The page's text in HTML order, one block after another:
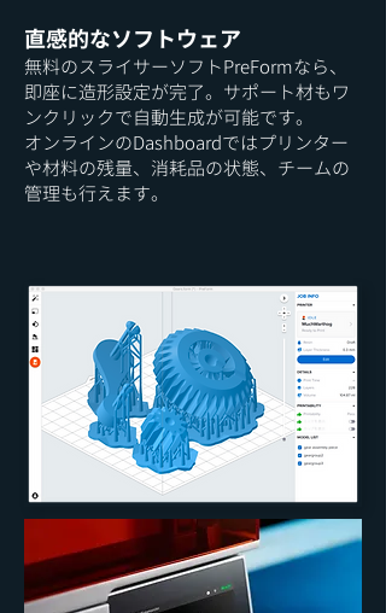
直感的なソフトウェア
​無料のスライサーソフトPreFormなら、
即座に造形設定が完了。サポート材もワ
ンクリックで自動生成が可能です。
オンラインのDashboardではプリンター
や材料の残量、消耗品の状態、チームの
管理も行えます。